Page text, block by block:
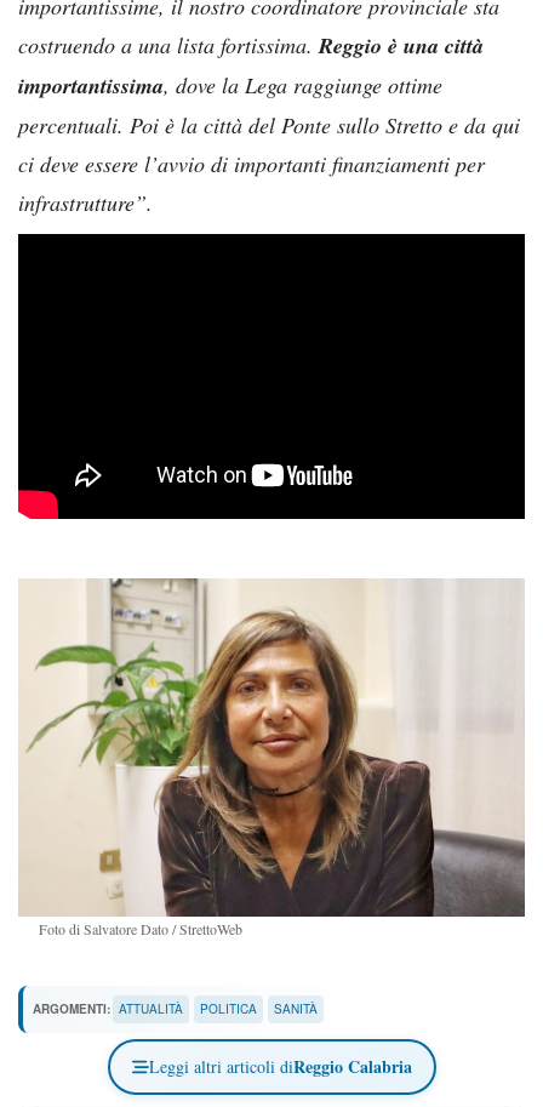
importantissime, il nostro coordinatore provinciale sta
costruendo a una lista fortissima.Reggio è una città
importantissima, dove la Lega raggiunge ottime
percentuali. Poi è la città del Ponte sullo Stretto e da qui
ci deve essere l’avvio di importanti finanziamenti per
infrastrutture”.
Foto di Salvatore Dato / StrettoWeb
ARGOMENTI: ATTUALITÀ POLITICA SANITÀ
Leggi altri articoli diReggio Calabria